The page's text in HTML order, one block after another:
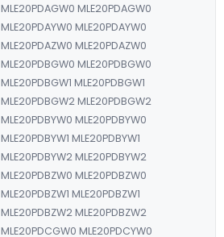
MLE20PDAGW0 MLE20PDAGW0
MLE20PDAYW0 MLE20PDAYW0
MLE20PDAZW0 MLE20PDAZW0
MLE20PDBGW0 MLE20PDBGW0
MLE20PDBGW1 MLE20PDBGW1
MLE20PDBGW2 MLE20PDBGW2
MLE20PDBYW0 MLE20PDBYW0
MLE20PDBYW1 MLE20PDBYW1
MLE20PDBYW2 MLE20PDBYW2
MLE20PDBZW0 MLE20PDBZW0
MLE20PDBZW1 MLE20PDBZW1
MLE20PDBZW2 MLE20PDBZW2
MLE20PDCGW0 MLE20PDCYW0